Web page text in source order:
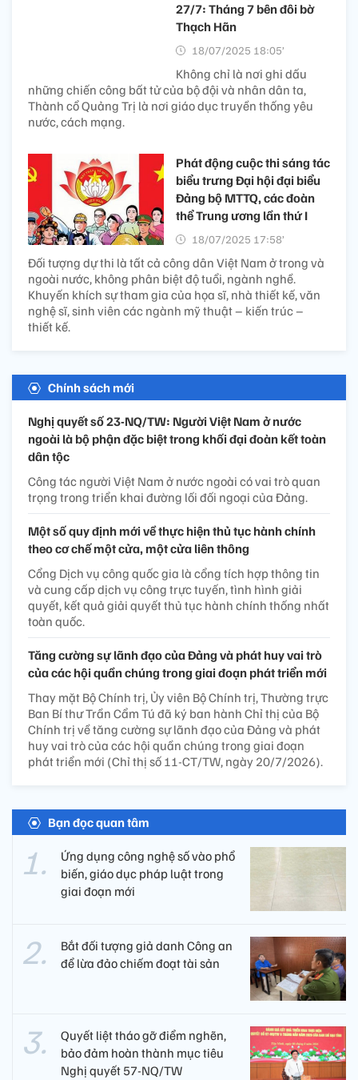
27/7: Tháng 7 bên đôi bờ
Thạch Hãn
18/07/2025 18:05’
Không chỉ là nơi ghi dấu
những chiến công bất tử của bộ đội và nhân dân ta,
Thành cổ Quảng Trị là nơi giáo dục truyền thống yêu
nước, cách mạng.
Phát động cuộc thi sáng tác
biểu trưng Đại hội đại biểu
Đảng bộ MTTQ, các đoàn
thể Trung ương lần thứ I
18/07/2025 17:58’
Đối tượng dự thi là tất cả công dân Việt Nam ở trong và
ngoài nước, không phân biệt độ tuổi, ngành nghề.
Khuyến khích sự tham gia của họa sĩ, nhà thiết kế, văn
nghệ sĩ, sinh viên các ngành mỹ thuật – kiến trúc –
thiết kế.
Chính sách mới
Nghị quyết số 23-NQ/TW: Người Việt Nam ở nước
ngoài là bộ phận đặc biệt trong khối đại đoàn kết toàn
dân tộc
Công tác người Việt Nam ở nước ngoài có vai trò quan
trọng trong triển khai đường lối đối ngoại của Đảng.
Một số quy định mới về thực hiện thủ tục hành chính
theo cơ chế một cửa, một cửa liên thông
Cổng Dịch vụ công quốc gia là cổng tích hợp thông tin
và cung cấp dịch vụ công trực tuyến, tình hình giải
quyết, kết quả giải quyết thủ tục hành chính thống nhất
toàn quốc.
Tăng cường sự lãnh đạo của Đảng và phát huy vai trò
của các hội quần chúng trong giai đoạn phát triển mới
Thay mặt Bộ Chính trị, Ủy viên Bộ Chính trị, Thường trực
Ban Bí thư Trần Cẩm Tú đã ký ban hành Chỉ thị của Bộ
Chính trị về tăng cường sự lãnh đạo của Đảng và phát
huy vai trò của các hội quần chúng trong giai đoạn
phát triển mới (Chỉ thị số 11-CT/TW, ngày 20/7/2026).
Bạn đọc quan tâm
Ứng dụng công nghệ số vào phổ
biến, giáo dục pháp luật trong
giai đoạn mới
Bắt đối tượng giả danh Công an
để lừa đảo chiếm đoạt tài sản
Quyết liệt tháo gỡ điểm nghẽn,
bảo đảm hoàn thành mục tiêu
Nghị quyết 57-NQ/TW